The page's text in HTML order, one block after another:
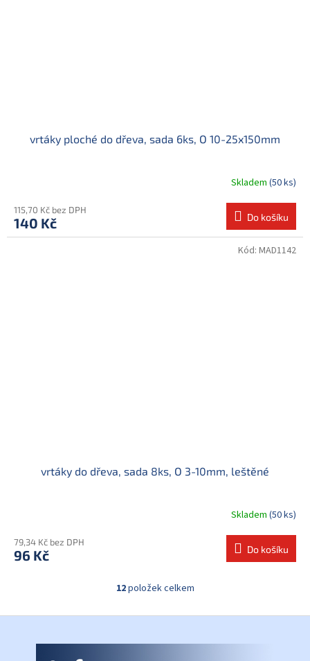
vrtáky ploché do dřeva, sada 6ks, O 10-25x150mm
Skladem (50 ks)
115,70 Kč bez DPH
140 Kč Do košíku
vrtáky do dřeva, sada 8ks, O 3-10mm, leštěné
Skladem (50 ks)
79,34 Kč bez DPH
96 Kč Do košíku
Kód: MAD1142
O
l
d
12položek celkem